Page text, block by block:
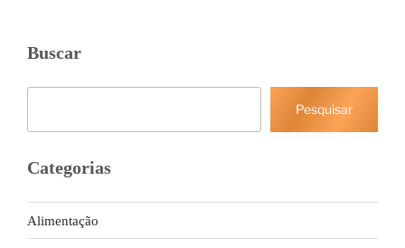
Buscar
Pesquisar
Categorias
Alimentação